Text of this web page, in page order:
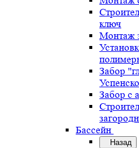
ключ
Монтаж
Забор
Забор с
Бассейн
Назад